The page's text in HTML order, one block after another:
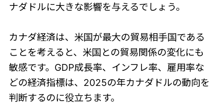
ナダドルに大きな影響を与えるでしょう。
カナダ経済は、米国が最大の貿易相手国である
ことを考えると、米国との貿易関係の変化にも
敏感です。GDP成長率、インフレ率、雇用率な
どの経済指標は、2025の年カナダドルの動向を
判断するのに役立ちます。